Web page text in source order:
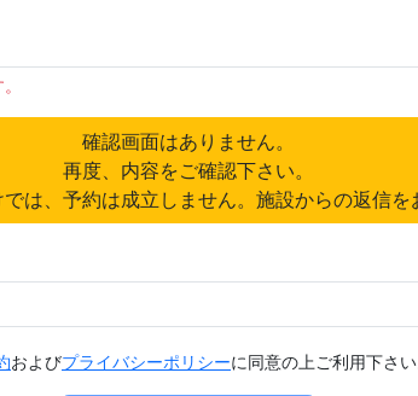
確認画面はありません。
再度、内容をご確認下さい。
は、予約は成立しません。施設からの返信を
およびプライバシーポリシーに同意の上ご利用下さい